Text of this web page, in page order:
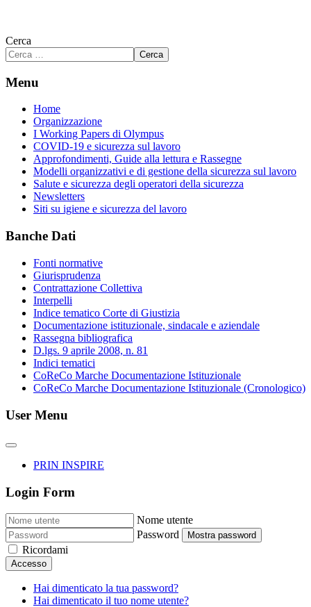
Cerca
Cerca
Menu
Home
Organizzazione
I Working Papers di Olympus
COVID-19 e sicurezza sul lavoro
Approfondimenti, Guide alla lettura e Rassegne
Modelli organizzativi e di gestione della sicurezza sul lavoro
Salute e sicurezza degli operatori della sicurezza
Newsletters
Siti su igiene e sicurezza del lavoro
Banche Dati
Fonti normative
Giurisprudenza
Contrattazione Collettiva
Interpelli
Indice tematico Corte di Giustizia
Documentazione istituzionale, sindacale e aziendale
Rassegna bibliografica
D.lgs. 9 aprile 2008, n. 81
Indici tematici
CoReCo Marche Documentazione Istituzionale
CoReCo Marche Documentazione Istituzionale (Cronologico)
User Menu
PRIN INSPIRE
Login Form
Nome utente
Password
Mostra password
Ricordami
Accesso
Hai dimenticato la tua password?
Hai dimenticato il tuo nome utente?